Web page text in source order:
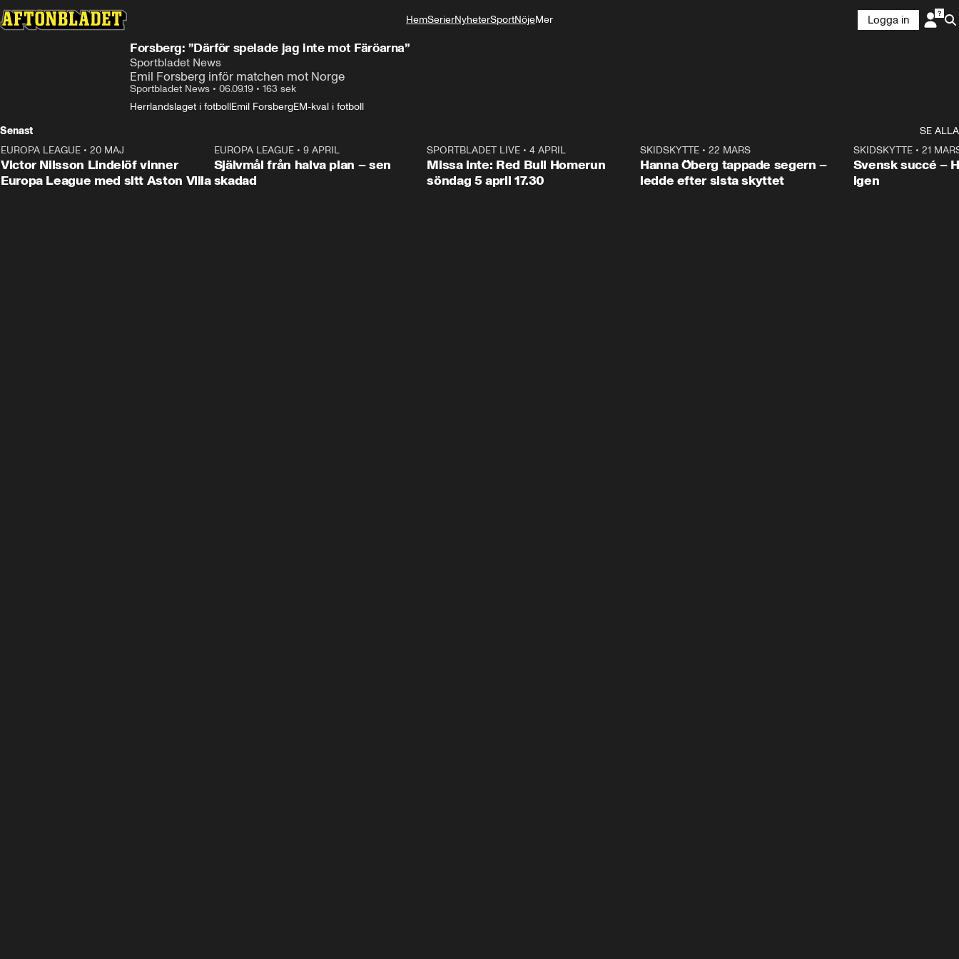
HemSerierNyheterSportNöjeMer
Logga in
Forsberg: ”Därför spelade jag inte mot Färöarna”
Sportbladet News
Emil Forsberg inför matchen mot Norge
Sportbladet News • 06.09.19 • 163 sek
Herrlandslaget i fotbollEmil ForsbergEM-kval i fotboll
Senast
SE ALLA
EUROPA LEAGUE • 20 MAJ
Victor Nilsson Lindelöf vinner
Europa League med sitt Aston Villa
1:03
EUROPA LEAGUE• 9 APRIL
Självmål från halva plan – sen
skadad
SPORTBLADET LIVE •4 APRIL
Missa inte: Red Bull Homerun
söndag 5 april 17.30
SKIDSKYTTE• 22 MARS
Hanna Öberg tappade segern –
ledde efter sista skyttet
SKIDSKYTTE• 21
Svensk succé –
igen